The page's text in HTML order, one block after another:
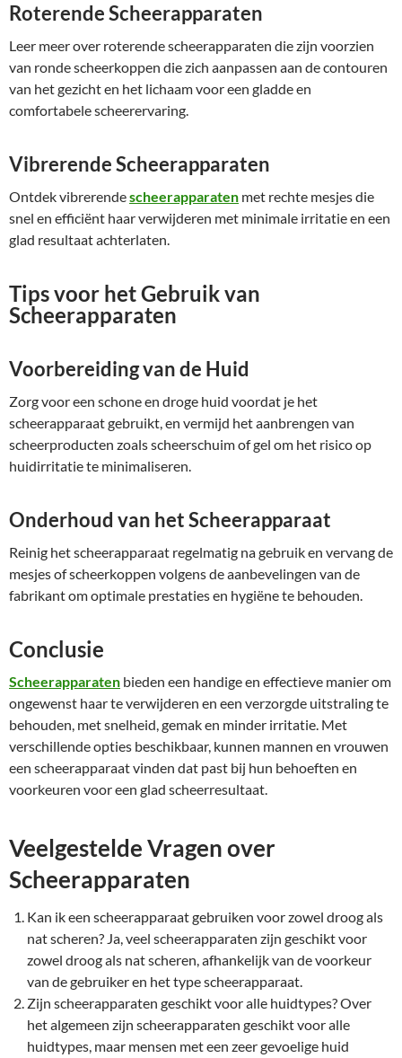
Roterende Scheerapparaten
Leer meer over roterende scheerapparaten die zijn voorzien
van ronde scheerkoppen die zich aanpassen aan de contouren
van het gezicht en het lichaam voor een gladde en
comfortabele scheerervaring.
Vibrerende Scheerapparaten
Ontdek vibrerendescheerapparaten met rechte mesjes die
snel en efficiënt haar verwijderen met minimale irritatie en een
glad resultaat achterlaten.
Tips voor het Gebruik van
Scheerapparaten
Voorbereiding van de Huid
Zorg voor een schone en droge huid voordat je het
scheerapparaat gebruikt, en vermijd het aanbrengen van
scheerproducten zoals scheerschuim of gel om het risico op
huidirritatie te minimaliseren.
Onderhoud van het Scheerapparaat
Reinig het scheerapparaat regelmatig na gebruik en vervang de
mesjes of scheerkoppen volgens de aanbevelingen van de
fabrikant om optimale prestaties en hygiëne te behouden.
Conclusie
Scheerapparaten bieden een handige en effectieve manier om
ongewenst haar te verwijderen en een verzorgde uitstraling te
behouden, met snelheid, gemak en minder irritatie. Met
verschillende opties beschikbaar, kunnen mannen en vrouwen
een scheerapparaat vinden dat past bij hun behoeften en
voorkeuren voor een glad scheerresultaat.
Veelgestelde Vragen over
Scheerapparaten
Kan ik een scheerapparaat gebruiken voor zowel droog als
nat scheren? Ja, veel scheerapparaten zijn geschikt voor
zowel droog als nat scheren, afhankelijk van de voorkeur
van de gebruiker en het type scheerapparaat.
Zijn scheerapparaten geschikt voor alle huidtypes? Over
het algemeen zijn scheerapparaten geschikt voor alle
huidtypes, maar mensen met een zeer gevoelige huid